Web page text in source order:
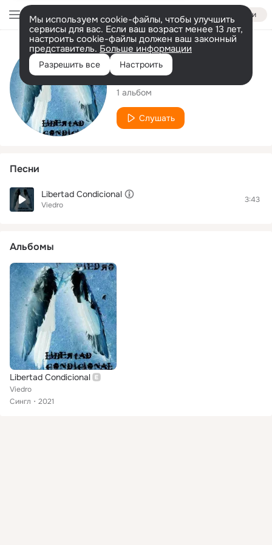
Войти
Мы используем cookie-файлы, чтобы улучшить
сервисы для вас. Если ваш возраст менее 13 лет,
настроить cookie-файлы должен ваш законный
представитель. Больше информации
Разрешить все Настроить
Исполнитель
Viedro
1 альбом
Слушать
Песни
Libertad Condicional
Viedro
3:43
Альбомы
Libertad Condicional
Viedro
Сингл
2021